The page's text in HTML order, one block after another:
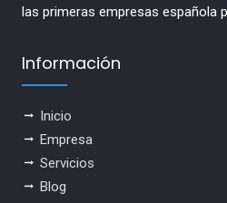
las primeras empresas española
Información
Inicio
Empresa
Servicios
Blog